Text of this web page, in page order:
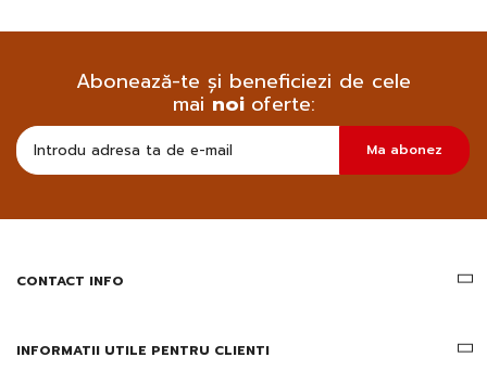
Abonează-te și beneficiezi de cele
mainoi oferte:
sa
primesc
informatii
Ma abonez
CONTACT INFO
INFORMATII UTILE PENTRU CLIENTI